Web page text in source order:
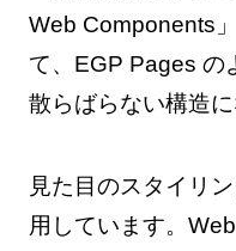
Web Components
て、EGP Pages の
散らばらない構造に
見た目のスタイリ
用しています。